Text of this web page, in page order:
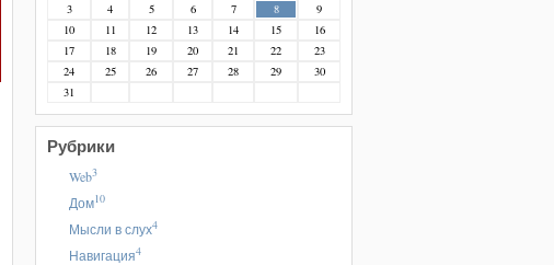
3
4 5 6 7 8
9
10
11 12 13 14 15
16
17
18 19 20 21 22
23
24
25 26 27 28 29
30
31
Рубрики
Web3
Дом10
Мысли в слух4
Навигация4